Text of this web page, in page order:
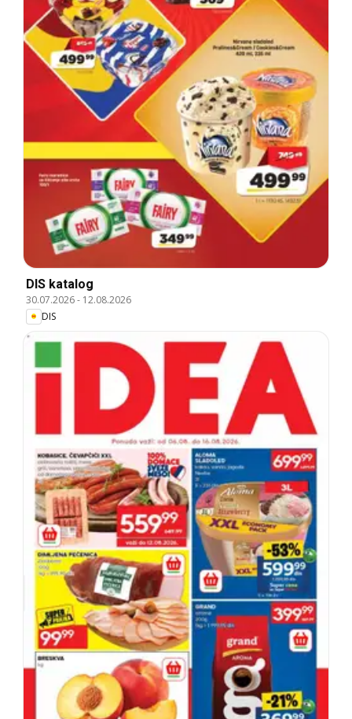
DIS katalog
30.07.2026- 12.08.2026
DIS